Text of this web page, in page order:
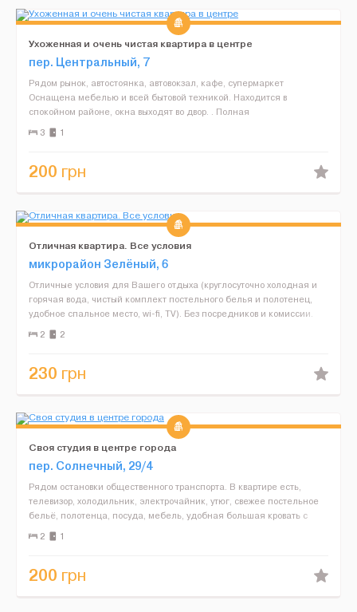
Ухоженная и очень чистая квартира в центре
пер. Центральный, 7
Рядом рынок, автостоянка, автовокзал, кафе, супермаркет
Оснащена мебелью и всей бытовой техникой. Находится в
спокойном районе, окна выходят во двор. . Полная
конфиденциальность....
3 1
200 грн
Отличная квартира. Все условия
микрорайон Зелёный, 6
Отличные условия для Вашего отдыха (круглосуточно холодная и
горячая вода, чистый комплект постельного белья и полотенец,
удобное спальное место, wi-fi, TV). Без посредников и комиссии.
Заселяем в удобное для Вас время, при налич...
2 2
230 грн
Своя студия в центре города
пер. Солнечный, 29/4
Рядом остановки общественного транспорта. В квартире есть,
телевизор, холодильник, электрочайник, утюг, свежее постельное
бельё, полотенца, посуда, мебель, удобная большая кровать с
ортопедическим матрасом. Всё для Вас и комфортно...
2 1
200 грн